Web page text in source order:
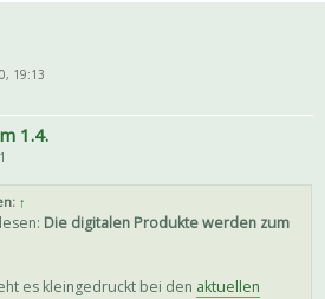
19:13
1.4.
↑
Die digitalen Produkte werden zum
es kleingedruckt bei den aktuellen